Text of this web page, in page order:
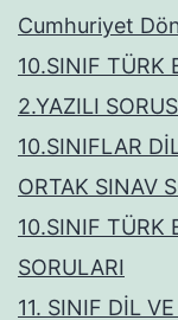
Cumhuriyet
10.SINIF TÜRK
2.YAZILI
10.SINIFLAR
ORTAK SINAV
10.SINIF TÜRK
SORULARI
11. SINIF DİL